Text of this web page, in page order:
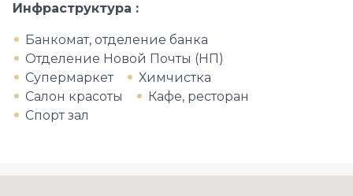
Инфраструктура
Банкомат, отделение банка
Отделение Новой Почты (НП)
Супермаркет
Химчистка
Салон красоты
Кафе, ресторан
Спорт зал